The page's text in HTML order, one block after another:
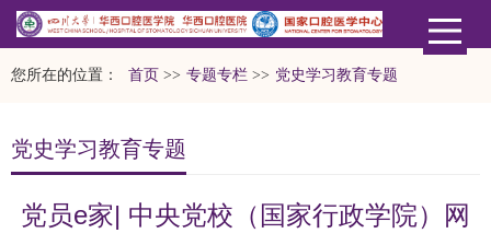
您所在的位置： 首页 >> 专题专栏 >> 党史学习教育专题
党史学习教育专题
党员e家| 中央党校（国家行政学院）网